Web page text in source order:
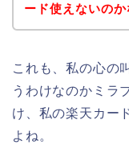
ード使えないの
これも、私の心の
うわけなのかミラ
け、私の楽天カー
よね。